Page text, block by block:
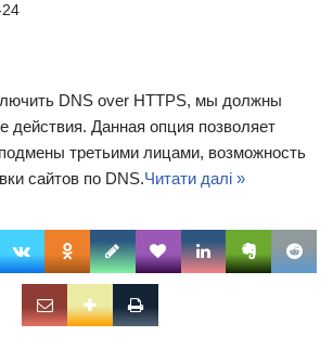
DNS over HTTPS, мы должны
действия. Данная опция позволяет
третьими лицами, возможность
сайтов по DNS.Читати далі »